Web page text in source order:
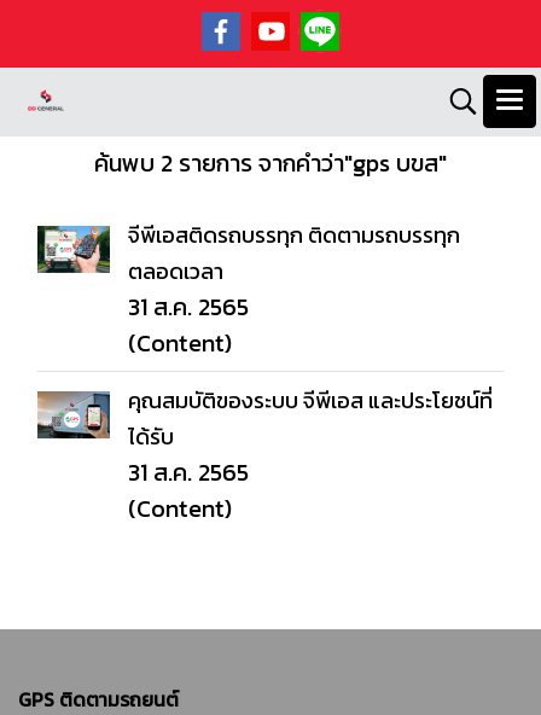
ค้นพบ 2 รายการ จากคำว่า"gps บขส"
จีพีเอสติดรถบรรทุก ติดตามรถบรรทุก
ตลอดเวลา
31 ส.ค. 2565
(Content)
คุณสมบัติของระบบ จีพีเอส และประโยชน์ที่
ได้รับ
31 ส.ค. 2565
(Content)
GPS ติดตามรถยนต์